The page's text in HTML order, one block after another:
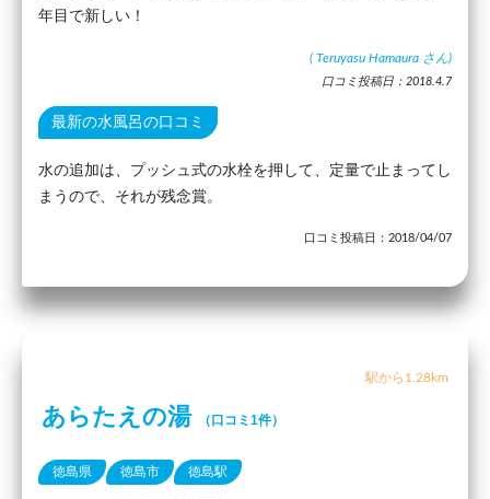
年目で新しい！
( Teruyasu Hamaura さん)
口コミ投稿日：2018.4.7
最新の水風呂の口コミ
水の追加は、プッシュ式の水栓を押して、定量で止まってし
まうので、それが残念賞。
口コミ投稿日：2018/04/07
駅から1.28km
あらたえの湯 （口コミ1件）
徳島県 徳島市 徳島駅